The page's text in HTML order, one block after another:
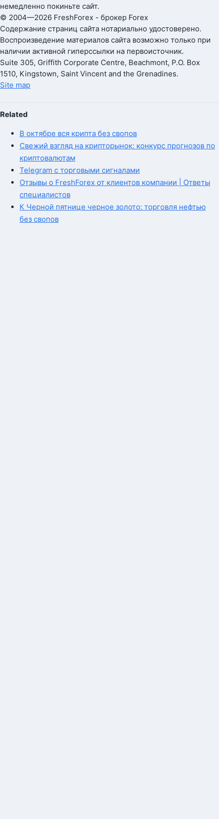
немедленно покиньте сайт.
© 2004—2026 FreshForex - брокер Forex
Содержание страниц сайта нотариально удостоверено.
Воспроизведение материалов сайта возможно только при
наличии активной гиперссылки на первоисточник.
Suite 305, Griffith Corporate Centre, Beachmont, P.O. Box
1510, Kingstown, Saint Vincent and the Grenadines.
Site map
Related
В октябре вся крипта без свопов
Свежий взгляд на крипторынок: конкурс прогнозов по
криптовалютам
Telegram с торговыми сигналами
Отзывы о FreshForex от клиентов компании | Ответы
специалистов
К Черной пятнице черное золото: торговля нефтью
без свопов